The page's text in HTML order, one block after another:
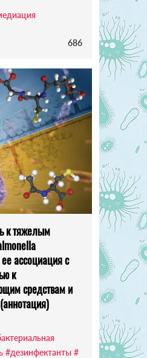
686
к тяжелым
ассоциация с
к
средствам и
#дезинфектанты #